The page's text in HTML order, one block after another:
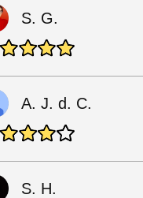
S. G.
A. J. d. C.
S. H.